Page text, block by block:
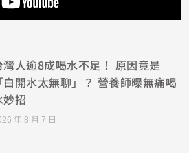
灣人逾8成喝水不足！ 原因竟是
「白開水太無聊」？ 營養師曝無痛喝
妙招
年 8 月 7 日